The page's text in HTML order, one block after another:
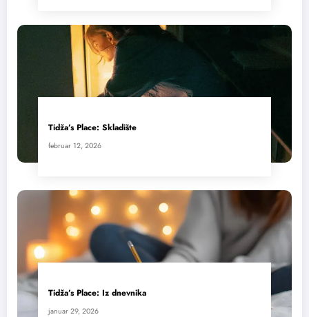
Tidža’s Place: Skladište
februar 12, 2026
Tidža’s Place: Iz dnevnika
januar 29, 2026